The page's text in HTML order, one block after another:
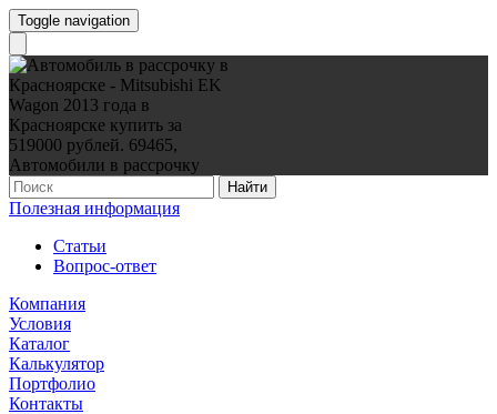
Toggle navigation
Найти
Полезная информация
Статьи
Вопрос-ответ
Компания
Условия
Каталог
Калькулятор
Портфолио
Контакты